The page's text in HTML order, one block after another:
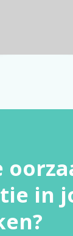
in